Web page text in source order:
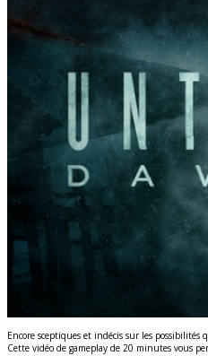
Encore sceptiques et indécis sur les possibilités
Cette vidéo de gameplay de 20 minutes vous